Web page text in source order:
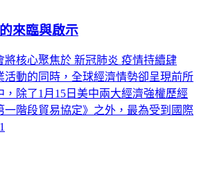
來臨與啟示
將核心聚焦於 新冠肺炎 疫情持續肆
活動的同時，全球經濟情勢卻呈現前所
除了1月15日美中兩大經濟強權歷經
一階段貿易協定》之外，最為受到國際